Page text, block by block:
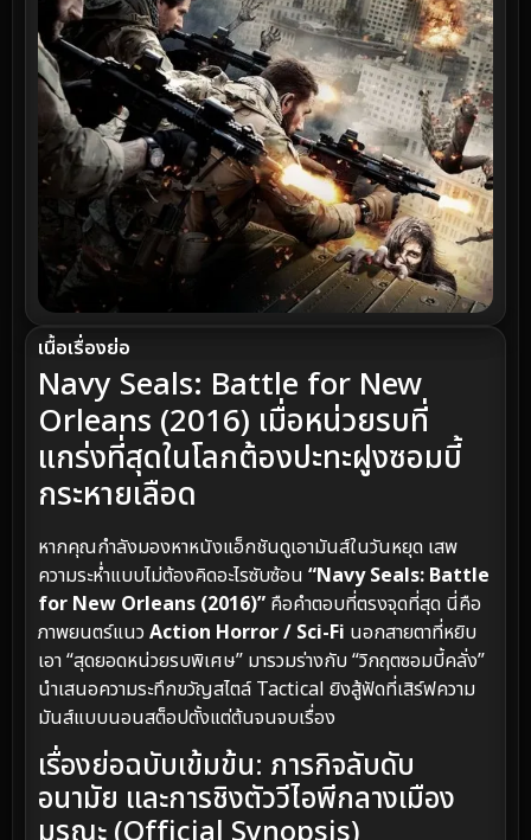
เนื้อเรื่องย่อ
Navy Seals: Battle for New
Orleans (2016) เมื่อหน่วยรบที่
แกร่งที่สุดในโลกต้องปะทะฝูงซอมบี้
กระหายเลือด
หากคุณกำลังมองหาหนังแอ็กชันดูเอามันส์ในวันหยุด เสพ
ความระห่ำแบบไม่ต้องคิดอะไรซับซ้อน “Navy Seals: Battle
for New Orleans (2016)” คือคำตอบที่ตรงจุดที่สุด นี่คือ
ภาพยนตร์แนว Action Horror / Sci-Fi นอกสายตาที่หยิบ
เอา “สุดยอดหน่วยรบพิเศษ” มารวมร่างกับ “วิกฤตซอมบี้คลั่ง”
นำเสนอความระทึกขวัญสไตล์ Tactical ยิงสู้ฟัดที่เสิร์ฟความ
มันส์แบบนอนสต็อปตั้งแต่ต้นจนจบเรื่อง
เรื่องย่อฉบับเข้มข้น: ภารกิจลับดับ
อนามัย และการชิงตัววีไอพีกลางเมือง